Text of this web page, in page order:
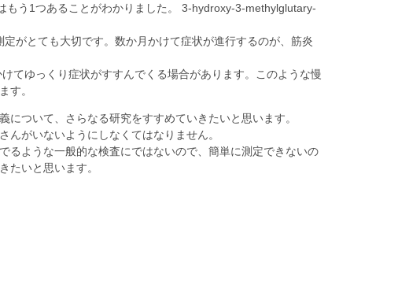
う1つあることがわかりました。 3-hydroxy-3-methylglutary-
がとても大切です。数か月かけて症状が進行するのが、筋炎
てゆっくり症状がすすんでくる場合があります。このような慢
す。
ついて、さらなる研究をすすめていきたいと思います。
んがいないようにしなくてはなりません。
るような一般的な検査にではないので、簡単に測定できないの
たいと思います。